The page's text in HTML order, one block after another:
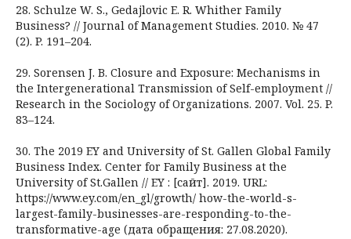
28. Schulze W. S., Gedajlovic E. R. Whither Family
Business? // Journal of Management Studies. 2010. № 47
(2). P. 191–204.
29. Sorensen J. B. Closure and Exposure: Mechanisms in
the Intergenerational Transmission of Self-employment //
Research in the Sociology of Organizations. 2007. Vol. 25. P.
83–124.
30. The 2019 EY and University of St. Gallen Global Family
Business Index. Center for Family Business at the
University of St.Gallen // EY : [сайт]. 2019. URL:
https://www.ey.com/en_gl/growth/ how-the-world-s-
largest-family-businesses-are-responding-to-the-
transformative-age (дата обращения: 27.08.2020).